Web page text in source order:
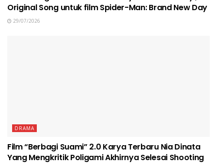
Original Song untuk film Spider-Man: Brand New Day
29/07/2026
DRAMA
Film “Berbagi Suami” 2.0 Karya Terbaru Nia Dinata
Yang Mengkritik Poligami Akhirnya Selesai Shooting